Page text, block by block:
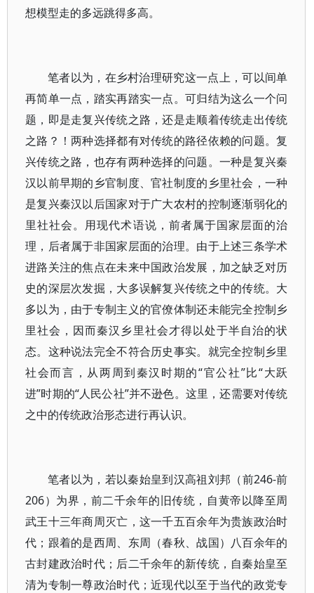
想模型走的多远跳得多高。
笔者以为，在乡村治理研究这一点上，可以间单
再简单一点，踏实再踏实一点。可归结为这么一个问
题，即是走复兴传统之路，还是走顺着传统走出传统
之路？！两种选择都有对传统的路径依赖的问题。复
兴传统之路，也存有两种选择的问题。一种是复兴秦
汉以前早期的乡官制度、官社制度的乡里社会，一种
是复兴秦汉以后国家对于广大农村的控制逐渐弱化的
里社社会。用现代术语说，前者属于国家层面的治
理，后者属于非国家层面的治理。由于上述三条学术
进路关注的焦点在未来中国政治发展，加之缺乏对历
史的深层次发掘，大多误解复兴传统之中的传统。大
多以为，由于专制主义的官僚体制还未能完全控制乡
里社会，因而秦汉乡里社会才得以处于半自治的状
态。这种说法完全不符合历史事实。就完全控制乡里
社会而言，从两周到秦汉时期的“官公社”比“大跃
进”时期的“人民公社”并不逊色。这里，还需要对传统
之中的传统政治形态进行再认识。
笔者以为，若以秦始皇到汉高祖刘邦（前246-前
206）为界，前二千余年的旧传统，自黄帝以降至周
武王十三年商周灭亡，这一千五百余年为贵族政治时
代；跟着的是西周、东周（春秋、战国）八百余年的
古封建政治时代；后二千余年的新传统，自秦始皇至
清为专制一尊政治时代；近现代以至于当代的政党专